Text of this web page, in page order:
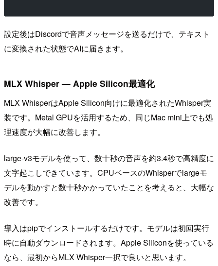
設定後はDiscordで音声メッセージを送るだけで、テキスト
に変換された状態でAIに届きます。
MLX Whisper — Apple Silicon最適化
MLX WhisperはApple Silicon向けに最適化されたWhisper実
装です。Metal GPUを活用するため、同じMac mini上でも処
理速度が大幅に改善します。
large-v3モデルを使って、数十秒の音声を約3.4秒で高精度に
文字起こしできています。CPUベースのWhisperでlargeモ
デルを動かすと数十秒かかっていたことを考えると、大幅な
改善です。
導入はpipでインストールするだけです。モデルは初回実行
時に自動ダウンロードされます。Apple Siliconを使っている
なら、最初からMLX Whisper一択で良いと思います。